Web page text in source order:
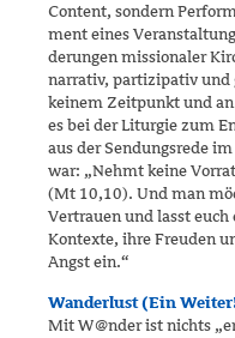
Content, sondern
ment eines
derungen missionaler
narrativ, partizipativ
keinem Zeitpunkt und
es bei der Liturgie zum
aus der Sendungsrede
war: „Nehmt keine
(Mt 10,10). Und man
Vertrauen und lasst
Kontexte, ihre Freuden
Angst ein.“
Wanderlust (Ein
Mit W@nder ist nichts